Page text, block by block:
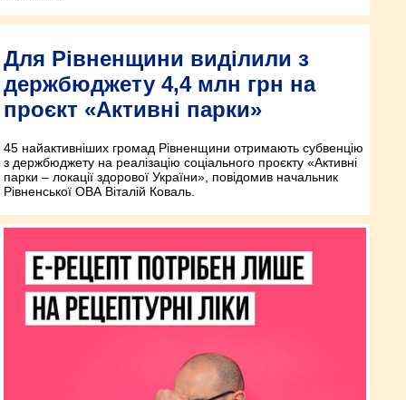
Для Рівненщини виділили з
держбюджету 4,4 млн грн на
проєкт «Активні парки»
45 найактивніших громад Рівненщини отримають субвенцію
з держбюджету на реалізацію соціального проєкту «Активні
парки – локації здорової України», повідомив начальник
Рівненської ОВА Віталій Коваль.